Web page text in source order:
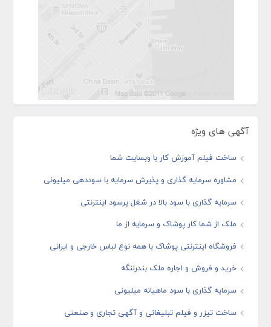
آگهی های ویژه
ساخت فیلم آموزش کار با وبسایت شما
مشاوره سرمایه گذاری و پذیرش سرمایه با سوددهی میلیونی
سرمایه گذاری با سود بالا در شغل پرسود اینترنتی
ملک از شما کار پوشاک و سرمایه از ما
فروشگاه اینترنتی پوشاک با همه نوع لباس خارجی و ایرانی
خرید و فروش و اجاره ملک بندرلنگه
سرمایه گذاری با سود ماهیانه میلیونی
ساخت تیزر و فیلم تبلیغاتی و آگهی تجاری و صنعتی